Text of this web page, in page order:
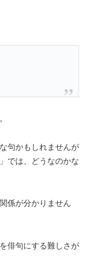
句かもしれませんが
では、どうなのかな
係が分かりません
俳句にする難しさが